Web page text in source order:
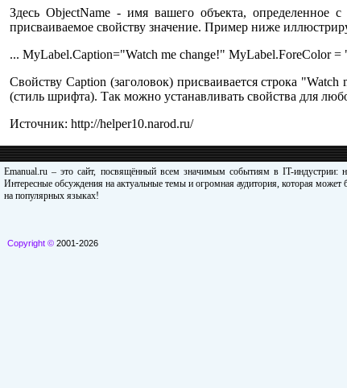
Здесь ObjectName - имя вашего объекта,
присваиваемое свойству значение. Пример ниже
... MyLabel.Caption="Watch me change!" MyLabel.ForeColor
Свойству Caption (заголовок) присваивается строка
(стиль шрифта). Так можно устанавливать свойства для
Источник: http://helper10.narod.ru/
Emanual.ru – это сайт, посвящённый всем значимым событиям в IT-индустрии:
Интересные обсуждения на актуальные темы и огромная аудитория, которая
на популярных языках!
Copyright © 2001-2026